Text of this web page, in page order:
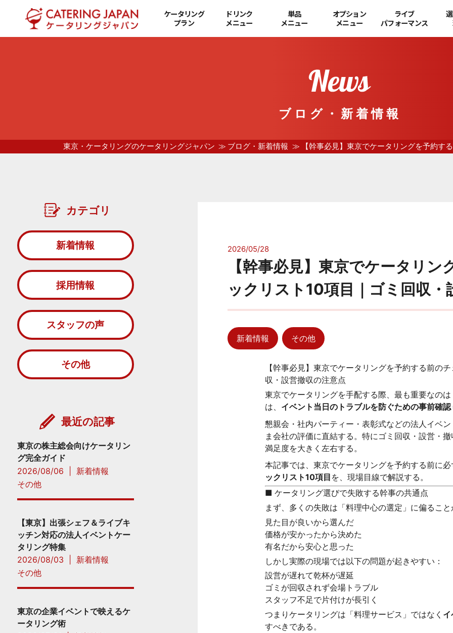
ケータリング
プラン
ドリンク
メニュー
単品
メニュー
オプション
メニュー
ライブ
パフォーマンス
ブログ・新着情報
東京・ケータリングのケータリングジャパン ブログ・新着情報 【幹事必見】東京でケータリングを予約す
2026/05/28
【幹事必見】東京でケータリン
ックリスト10項目｜ゴミ回収・
新着情報 その他
【幹事必見】東京でケータリングを予約する前の
収・設営撤収の注意点
東京でケータリングを手配する際、最も重要なの
は、 イベント当日のトラブルを防ぐための事前確
懇親会・社内パーティー・表彰式などの法人イベ
ま会社の評価に直結する。特にゴミ回収・設営・
満足度を大きく左右する。
本記事では、東京でケータリングを予約する前に
ックリスト10項目 を、現場目線で解説する。
■ ケータリング選びで失敗する幹事の共通点
まず、多くの失敗は「料理中心の選定」に偏ること
見た目が良いから選んだ
価格が安かったから決めた
有名だから安心と思った
しかし実際の現場では以下の問題が起きやすい：
設営が遅れて乾杯が遅延
ゴミが回収されず会場トラブル
スタッフ不足で片付けが長引く
つまりケータリングは「料理サービス」ではなく
すべきである。
カテゴリ
新着情報
採用情報
スタッフの声
その他
最近の記事
東京の株主総会向けケータリン
グ完全ガイド
2026/08/06
新着情報
その他
【東京】出張シェフ＆ライブキ
ッチン対応の法人イベントケー
タリング特集
2026/08/03
新着情報
その他
東京の企業イベントで映えるケ
ータリング術